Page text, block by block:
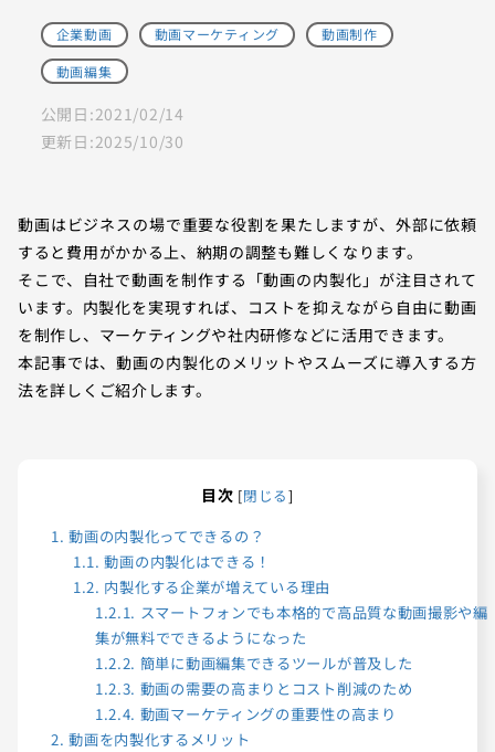
企業動画 動画マーケティング
動画制作
動画編集
公開日:2021/02/14
更新日:2025/10/30
動画はビジネスの場で重要な役割を果たしますが、外部に依頼
すると費用がかかる上、納期の調整も難しくなります。
そこで、自社で動画を制作する「動画の内製化」が注目されて
います。内製化を実現すれば、コストを抑えながら自由に動画
を制作し、マーケティングや社内研修などに活用できます。
本記事では、動画の内製化のメリットやスムーズに導入する方
法を詳しくご紹介します。
目次 [閉じる]
1. 動画の内製化ってできるの？
1.1. 動画の内製化はできる！
1.2. 内製化する企業が増えている理由
1.2.1. スマートフォンでも本格的で高品質な動画撮影や編
集が無料でできるようになった
1.2.2. 簡単に動画編集できるツールが普及した
1.2.3. 動画の需要の高まりとコスト削減のため
1.2.4. 動画マーケティングの重要性の高まり
2. 動画を内製化するメリット